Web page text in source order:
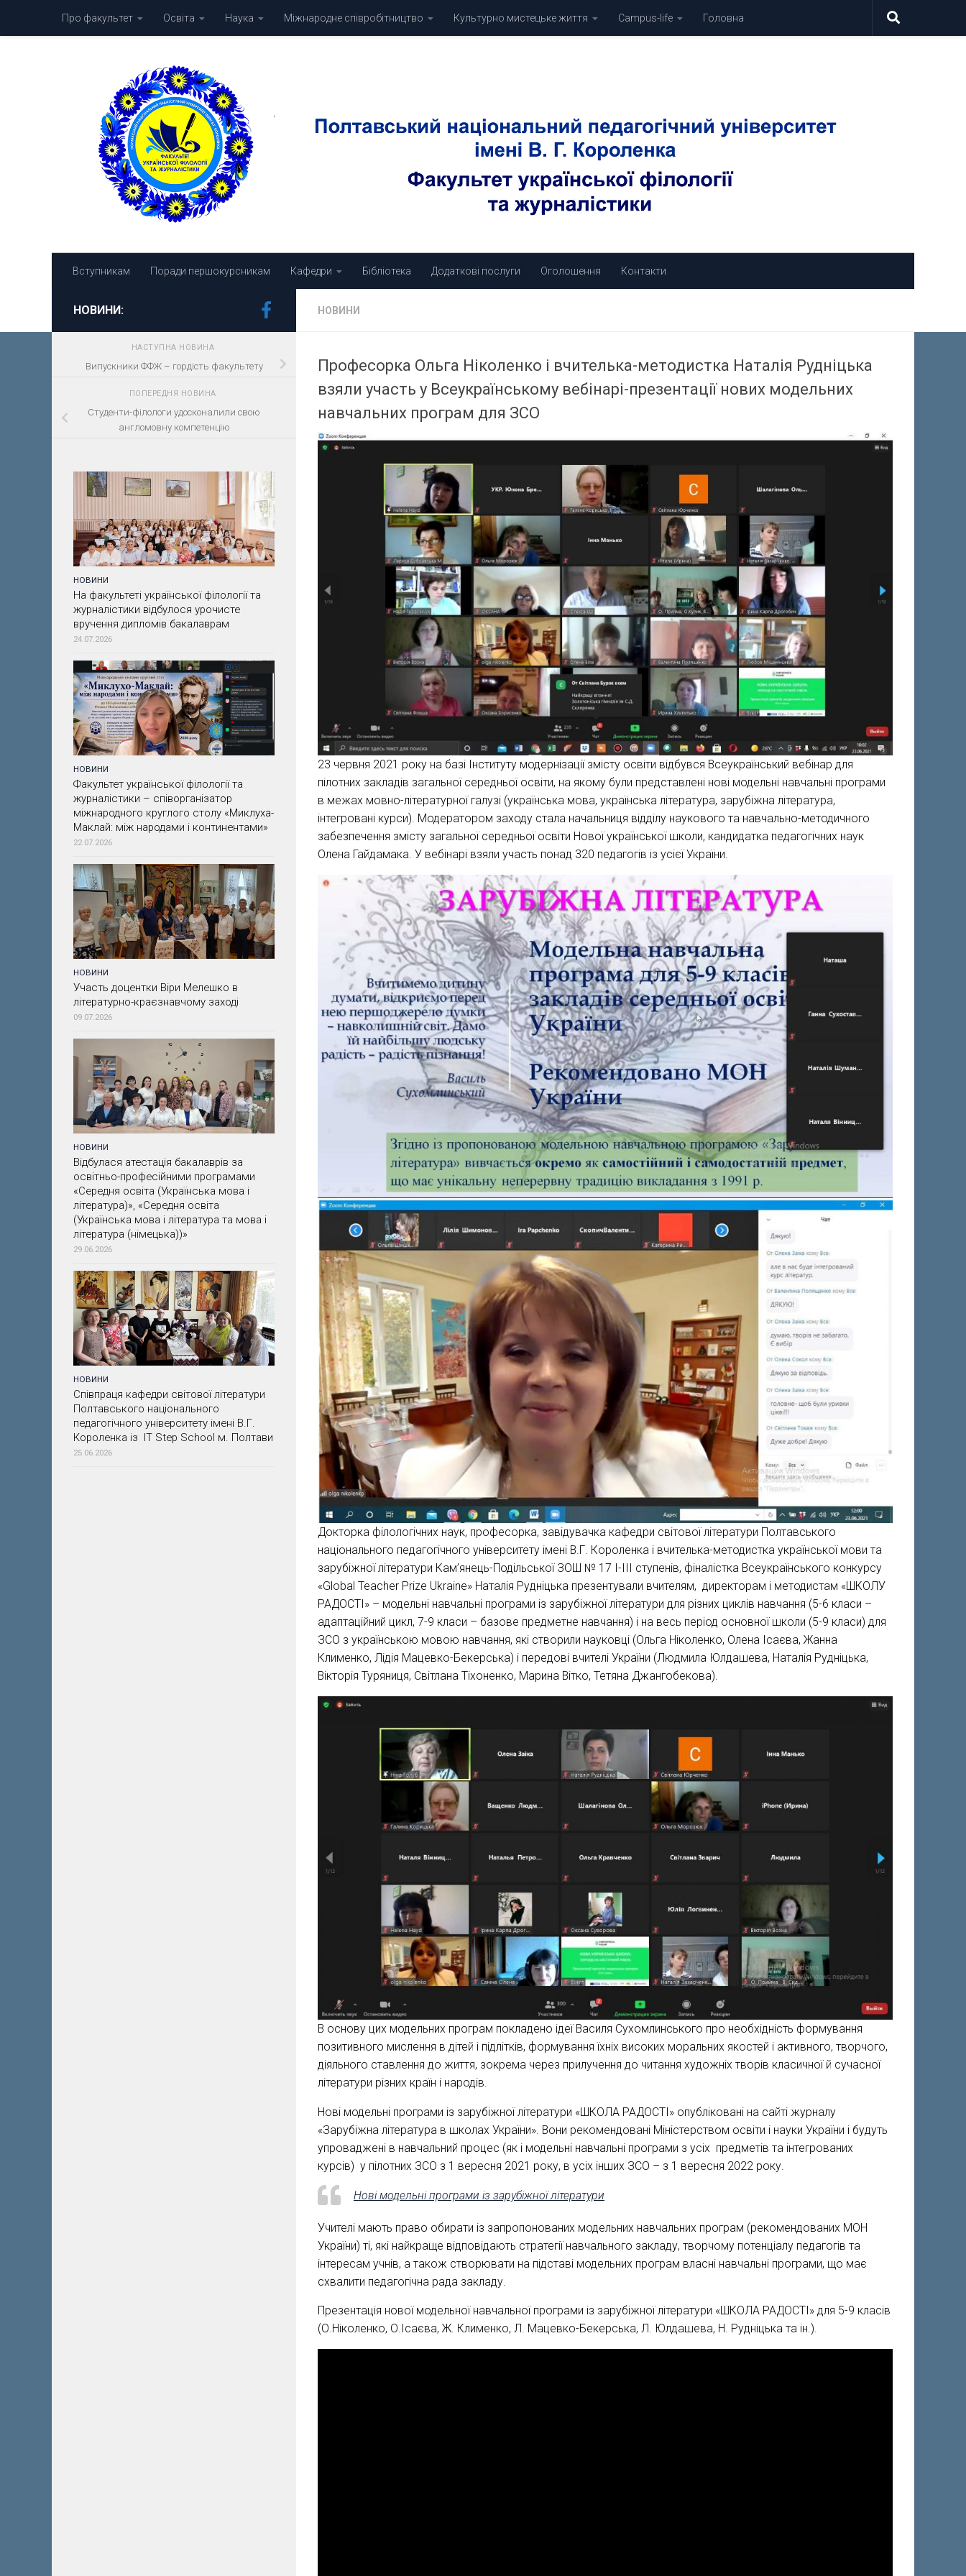
Skip to contentПро факультет Освіта Наука Міжнародне співробітництво Культурно мистецьке життя Campus-life Головна
Вступникам Поради першокурсникам Кафедри Бібліотека Додаткові послуги Оголошення Контакти
НОВИНИ
Професорка Ольга Ніколенко і вчителька-методистка Наталія Рудніцька
взяли участь у Всеукраїнському вебінарі-презентації нових модельних
навчальних програм для ЗСО
23 червня 2021 року на базі Інституту модернізації змісту освіти відбувся Всеукраїнський вебінар для
пілотних закладів загальної середньої освіти, на якому були представлені нові модельні навчальні програми
в межах мовно-літературної галузі (українська мова, українська література, зарубіжна література,
інтегровані курси). Модератором заходу стала начальниця відділу наукового та навчально-методичного
забезпечення змісту загальної середньої освіти Нової української школи, кандидатка педагогічних наук
Олена Гайдамака. У вебінарі взяли участь понад 320 педагогів із усієї України.
Докторка філологічних наук, професорка, завідувачка кафедри світової літератури Полтавського
національного педагогічного університету імені В.Г. Короленка і вчителька-методистка української мови та
зарубіжної літератури Кам’янець-Подільської ЗОШ № 17 І-ІІІ ступенів, фіналістка Всеукраїнського конкурсу
«Global Teacher Prize Ukraine» Наталія Рудніцька презентували вчителям, директорам і методистам «ШКОЛУ
РАДОСТІ» – модельні навчальні програми із зарубіжної літератури для різних циклів навчання (5-6 класи –
адаптаційний цикл, 7-9 класи – базове предметне навчання) і на весь період основної школи (5-9 класи) для
ЗСО з українською мовою навчання, які створили науковці (Ольга Ніколенко, Олена Ісаєва, Жанна
Клименко, Лідія Мацевко-Бекерська) і передові вчителі України (Людмила Юлдашева, Наталія Рудніцька,
Вікторія Туряниця, Світлана Тіхоненко, Марина Вітко, Тетяна Джангобекова).
В основу цих модельних програм покладено ідеї Василя Сухомлинського про необхідність формування
позитивного мислення в дітей і підлітків, формування їхніх високих моральних якостей і активного, творчого,
діяльного ставлення до життя, зокрема через прилучення до читання художніх творів класичної й сучасної
літератури різних країн і народів.
Нові модельні програми із зарубіжної літератури «ШКОЛА РАДОСТІ» опубліковані на сайті журналу
«Зарубіжна література в школах України». Вони рекомендовані Міністерством освіти і науки України і будуть
упроваджені в навчальний процес (як і модельні навчальні програми з усіх предметів та інтегрованих
курсів) у пілотних ЗСО з 1 вересня 2021 року, в усіх інших ЗСО – з 1 вересня 2022 року.
Нові модельні програми із зарубіжної літератури
Учителі мають право обирати із запропонованих модельних навчальних програм (рекомендованих МОН
України) ті, які найкраще відповідають стратегії навчального закладу, творчому потенціалу педагогів та
інтересам учнів, а також створювати на підставі модельних програм власні навчальні програми, що має
схвалити педагогічна рада закладу.
Презентація нової модельної навчальної програми із зарубіжної літератури «ШКОЛА РАДОСТІ» для 5-9 класів
(О.Ніколенко, О.Ісаєва, Ж. Клименко, Л. Мацевко-Бекерська, Л. Юлдашева, Н. Рудніцька та ін.).
НОВИНИ:
НАСТУПНА НОВИНА
Випускники ФФЖ – гордість факультету
ПОПЕРЕДНЯ НОВИНА
Студенти-філологи удосконалили свою
англомовну компетенцію
НОВИНИ
На факультеті української філології та
журналістики відбулося урочисте
вручення дипломів бакалаврам
24.07.2026
НОВИНИ
Факультет української філології та
журналістики – співорганізатор
міжнародного круглого столу «Миклуха-
Маклай: між народами і континентами»
22.07.2026
НОВИНИ
Участь доцентки Віри Мелешко в
літературно-краєзнавчому заході
09.07.2026
НОВИНИ
Відбулася атестація бакалаврів за
освітньо-професійними програмами
«Середня освіта (Українська мова і
література)», «Середня освіта
(Українська мова і література та мова і
література (німецька))»
29.06.2026
НОВИНИ
Співпраця кафедри світової літератури
Полтавського національного
педагогічного університету імені В.Г.
Короленка із IT Step School м. Полтави
25.06.2026